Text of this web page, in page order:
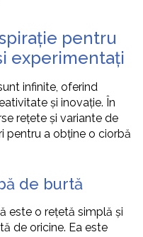
pentru
experimentați
infinite, oferind
și inovație. În
rețete și variante de
pentru a obține o ciorbă
de burtă
este o rețetă simplă și
de oricine. Ea este